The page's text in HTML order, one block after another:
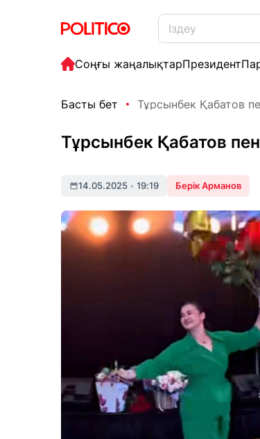
Соңғы жаңалықтарПрезидент
Басты бет Тұрсынбек Қабатов
Тұрсынбек Қабатов
14.05.2025 • 19:19 Берік Арманов